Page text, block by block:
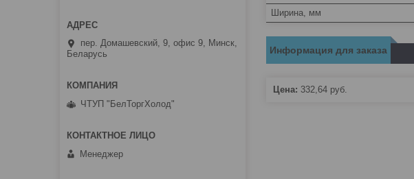
Ширина, мм
Информация для заказа
Цена: 332,64 руб.
пер. Домашевский, 9, офис 9, Минск,
Беларусь
ЧТУП "БелТоргХолод"
Менеджер